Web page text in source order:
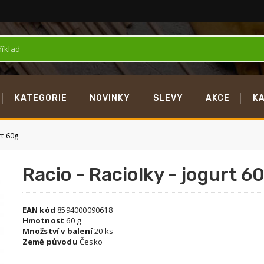
KATEGORIE NOVINKY SLEVY AKCE
60g
Racio - Raciolky - jogurt
EAN kód 8594000090618
Hmotnost 60 g
Množství v balení20 ks
Země původu Česko